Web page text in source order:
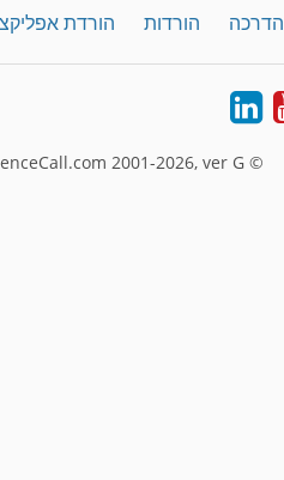
הדרכה הורדות הורדת
YouTube
LinkedIn
© FreeConferenceCall.com 2001-2026, ver G